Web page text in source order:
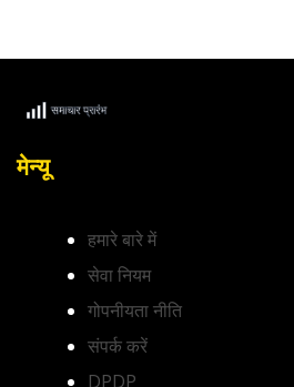
मेन्यू
हमारे बारे में
सेवा नियम
गोपनीयता नीति
संपर्क करें
DPDP